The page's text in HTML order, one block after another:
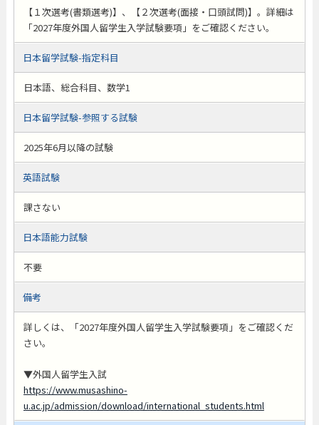
【１次選考(書類選考)】、【２次選考(面接・口頭試問)】。詳細は
「2027年度外国人留学生入学試験要項」をご確認ください。
日本留学試験-指定科目
日本語、総合科目、数学1
日本留学試験-参照する試験
2025年6月以降の試験
英語試験
課さない
日本語能力試験
不要
備考
詳しくは、「2027年度外国人留学生入学試験要項」をご確認くだ
さい。
▼外国人留学生入試
https://www.musashino-
u.ac.jp/admission/download/international_students.html